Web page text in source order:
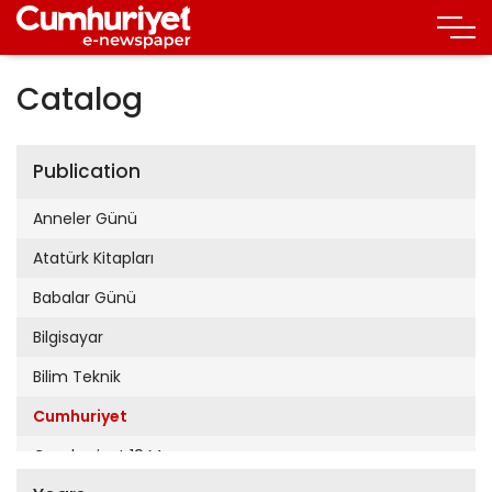
Catalog
Publication
Anneler Günü
Atatürk Kitapları
Babalar Günü
Bilgisayar
Bilim Teknik
Cumhuriyet
Cumhuriyet 19 Mayıs